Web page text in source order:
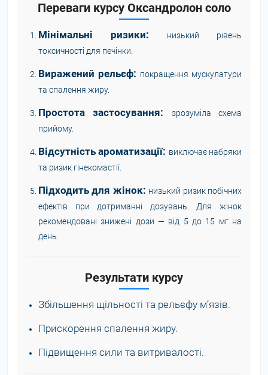
Переваги курсу Оксандролон соло
Мінімальні ризики:
низький рівень
токсичності для печінки.
Виражений рельєф: покращення мускулатури
та спалення жиру.
Простота застосування:
зрозуміла схема
прийому.
Відсутність ароматизації: виключає набряки
та ризик гінекомастії.
Підходить для жінок: низький ризик побічних
ефектів при дотриманні дозувань. Для жінок
рекомендовані знижені дози — від 5 до 15 мг на
день.
Результати курсу
Збільшення щільності та рельєфу м’язів.
Прискорення спалення жиру.
Підвищення сили та витривалості.